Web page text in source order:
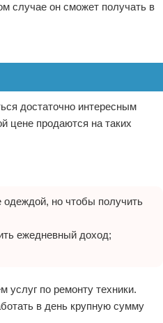
случае он сможет получать в
достаточно интересным
цене продаются на таких
но чтобы получить
ежедневный доход;
услуг по ремонту техники.
в день крупную сумму